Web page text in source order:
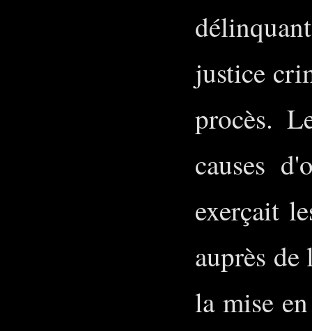
justice
procès.
causes
exerçait
auprès
la mise